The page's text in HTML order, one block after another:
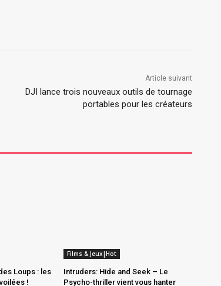
Article suivant
DJI lance trois nouveaux outils de tournage
portables pour les créateurs
Loups : les
!
Films & Jeux|Hot
Intruders: Hide and Seek – Le
Psycho-thriller vient vous hanter